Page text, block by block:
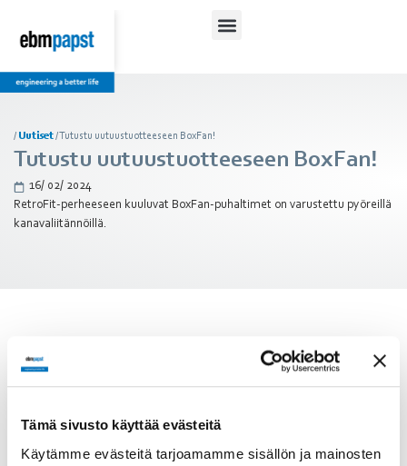
Tämä sivusto käyttää evästeitä
Käytämme evästeitä tarjoamamme sisällön ja mainosten
/ Uutiset/Tutustu uutuustuotteeseen BoxFan!
Tutustu uutuustuotteeseen BoxFan!
16/ 02/ 2024
RetroFit-perheeseen kuuluvat BoxFan-puhaltimet on varustettu pyöreillä
kanavaliitännöillä.
BoxFan on äskettäin kehitetty
puhaltimet. Sarjaan kuuluu kolme eri
BoxFan 700 ja BoxFan 900. BoxFan-